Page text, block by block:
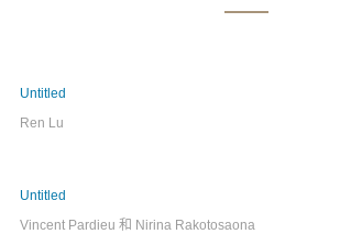
Untitled
Ren Lu
Untitled
Vincent Pardieu 和 Nirina Rakotosaona